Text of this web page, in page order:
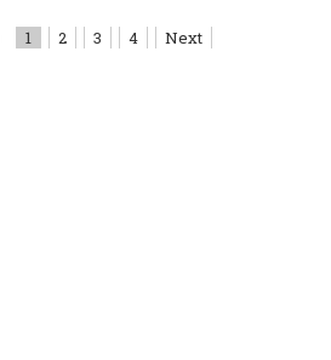
1 2 3 4 Next